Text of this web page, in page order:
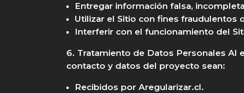
Entregar información falsa,
Utilizar el Sitio con fines fraudulentos
Interferir con el funcionamiento del
Tratamiento de Datos Personales Al
contacto y datos del proyecto sean:
Recibidos por Aregularizar.cl.